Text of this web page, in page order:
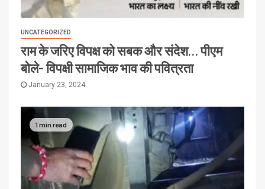
UNCATEGORIZED
राम के जरिए विपक्ष को सबक और संदेश… पीएम
बोले- विपक्षी सामाजिक भाव की पवित्रता
January 23, 2024
1 min read